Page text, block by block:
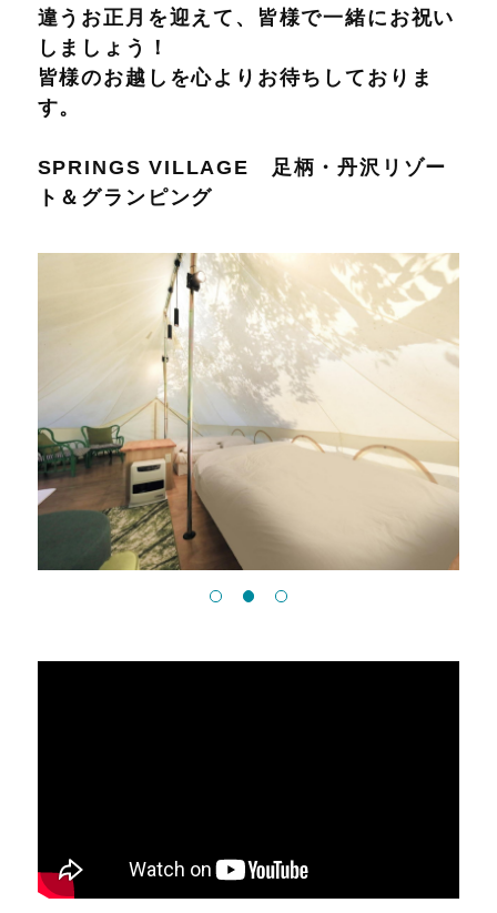
違うお正月を迎えて、皆様で一緒にお祝い
しましょう！
皆様のお越しを心よりお待ちしておりま
す。
SPRINGS VILLAGE 足柄・丹沢リゾー
ト＆グランピング